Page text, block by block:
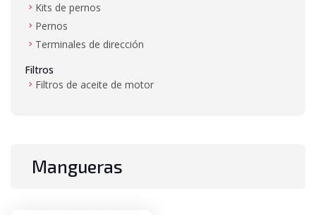
Kits de pernos
Pernos
Terminales de dirección
Filtros
Filtros de aceite de motor
Filtros de transmisión
Mangueras